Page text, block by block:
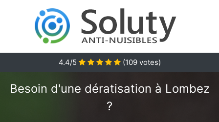
4.4/5 (109votes)
Besoin d'une dératisation à Lombez
?